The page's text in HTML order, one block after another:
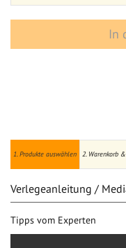
1. Produkte auswählen 2. Warenkorb
In
Verlegeanleitung /
Tipps vom Experten